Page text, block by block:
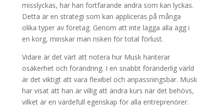
misslyckas, har han fortfarande andra som kan lyckas.
Detta är en strategi som kan appliceras på många
olika typer av företag. Genom att inte lägga alla ägg i
en korg, minskar man risken för total förlust.
Vidare är det värt att notera hur Musk hanterar
osäkerhet och förändring. I en snabbt föränderlig värld
är det viktigt att vara flexibel och anpassningsbar. Musk
har visat att han är villig att ändra kurs när det behövs,
vilket är en värdefull egenskap för alla entreprenörer.